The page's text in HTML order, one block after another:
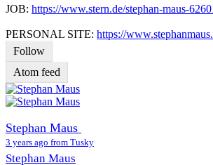
JOB: https://www.stern.de/stephan-maus-
PERSONAL SITE: https://
Follow
Atom feed
Stephan Maus
3 years ago from Tusky
Stephan Maus